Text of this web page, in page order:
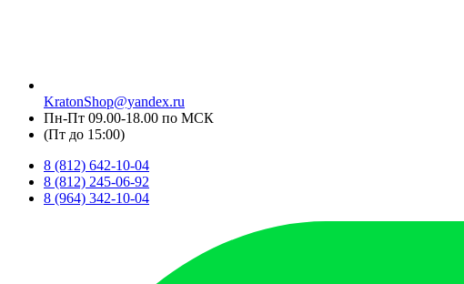
KratonShop@yandex.ru
Пн-Пт 09.00-18.00 по МСК
(Пт до 15:00)
8 (812) 642-10-04
8 (812) 245-06-92
8 (964) 342-10-04